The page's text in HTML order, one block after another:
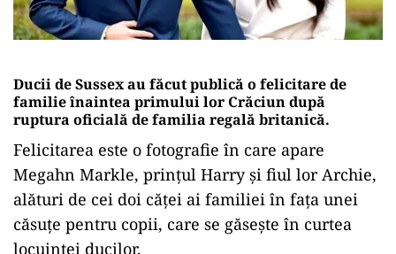
Ducii de Sussex au făcut publică o felicitare de
familie înaintea primului lor Crăciun după
ruptura oficială de familia regală britanică.
Felicitarea este o fotografie în care apare
Megahn Markle, prințul Harry și fiul lor Archie,
alături de cei doi căței ai familiei în fața unei
căsuțe pentru copii, care se găsește în curtea
locuinței ducilor.